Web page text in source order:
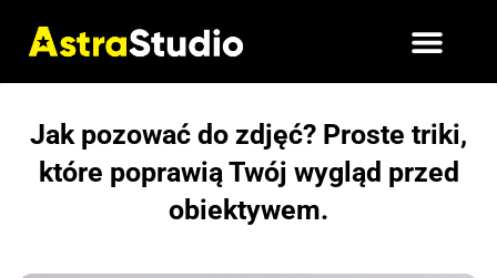
Jak pozować do zdjęć? Proste triki,
które poprawią Twój wygląd przed
obiektywem.